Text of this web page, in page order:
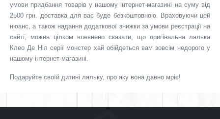
умови придбання товарів у нашому інтернет-магазині на суму від
2500 грн. доставка для вас буде безкоштовною. Враховуючи цей
нюанс, а також надання додаткової знижки за умови реєстрації на
сайті, можна цілком впевнено сказати, що оригінальна лялька
Клео Де Ніл серії монстер хай обійдеться вам зовсім недорого у
нашому інтернет-магазині.
Подаруйте своїй дитині ляльку, про яку вона давно мріє!